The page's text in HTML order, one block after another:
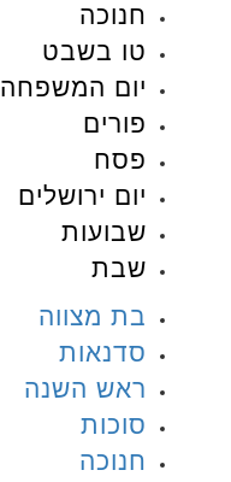
חנוכה
טו בשבט
יום המשפחה
פורים
פסח
יום ירושלים
שבועות
שבת
בת מצווה
סדנאות
ראש השנה
סוכות
חנוכה